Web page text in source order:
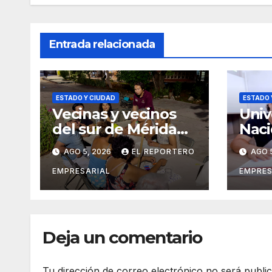
Entrada relacionada
ESTADO Y CIUDAD
Vecinas y vecinos
del sur de Mérida
impulsan la
recuperación de
espacios
comunitarios
AGO 5, 2026 EL REPORTERO
EMPRESARIAL
ESTADO
AGO
Deja un comentario